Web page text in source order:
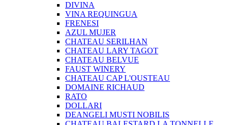
DIVINA
VINA REQUINGUA
FRENESI
AZUL MUJER
CHATEAU SERILHAN
CHATEAU LARY TAGOT
CHATEAU BELVUE
FAUST WINERY
CHATEAU CAP L'OUSTEAU
DOMAINE RICHAUD
RATO
DOLLARI
DEANGELI MUSTI NOBILIS